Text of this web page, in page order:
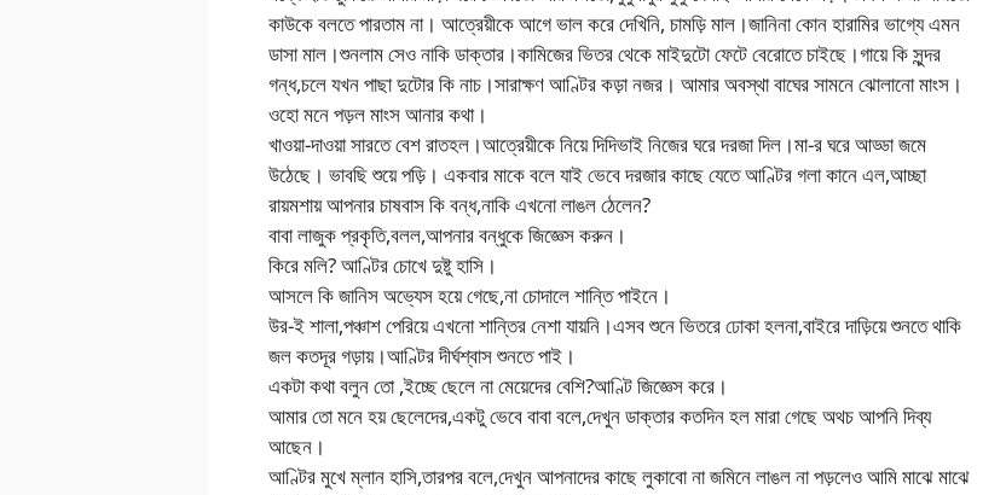
কাউকে বলতে পারতাম না। আত্রেয়ীকে আগে ভাল করে দেখিনি, চামড়ি মাল।জানিনা কোন হারামির ভাগ্যে এমন
ডাসা মাল।শুনলাম সেও নাকি ডাক্তার।কামিজের ভিতর থেকে মাইদুটো ফেটে বেরোতে চাইছে।গায়ে কি সুন্দর
গন্ধ,চলে যখন পাছা দুটোর কি নাচ।সারাক্ষণ আণ্টির কড়া নজর। আমার অবস্থা বাঘের সামনে ঝোলানো মাংস।
ওহো মনে পড়ল মাংস আনার কথা।
খাওয়া-দাওয়া সারতে বেশ রাতহল।আত্রেয়ীকে নিয়ে দিদিভাই নিজের ঘরে দরজা দিল।মা-র ঘরে আড্ডা জমে
উঠেছে। ভাবছি শুয়ে পড়ি। একবার মাকে বলে যাই ভেবে দরজার কাছে যেতে আণ্টির গলা কানে এল,আচ্ছা
রায়মশায় আপনার চাষবাস কি বন্ধ,নাকি এখনো লাঙল ঠেলেন?
বাবা লাজুক প্রকৃতি,বলল,আপনার বন্ধুকে জিজ্ঞেস করুন।
কিরে মলি? আণ্টির চোখে দুষ্টু হাসি।
আসলে কি জানিস অভ্যেস হয়ে গেছে,না চোদালে শান্তি পাইনে।
উর-ই শালা,পঞ্চাশ পেরিয়ে এখনো শান্তির নেশা যায়নি।এসব শুনে ভিতরে ঢোকা হলনা,বাইরে দাড়িয়ে শুনতে থাকি
জল কতদূর গড়ায়।আণ্টির দীর্ঘশ্বাস শুনতে পাই।
একটা কথা বলুন তো ,ইচ্ছে ছেলে না মেয়েদের বেশি?আণ্টি জিজ্ঞেস করে।
আমার তো মনে হয় ছেলেদের,একটু ভেবে বাবা বলে,দেখুন ডাক্তার কতদিন হল মারা গেছে অথচ আপনি দিব্য
আছেন।
আণ্টির মুখে ম্লান হাসি,তারপর বলে,দেখুন আপনাদের কাছে লুকাবো না জমিনে লাঙল না পড়লেও আমি মাঝে মাঝে